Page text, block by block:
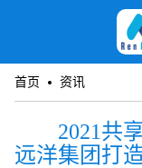
首页 资讯
2021共
远洋集团打